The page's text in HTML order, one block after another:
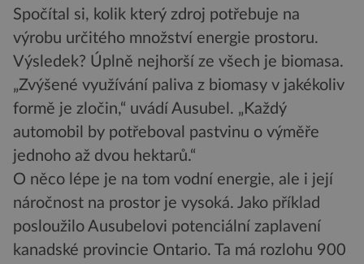
Spočítal si, kolik který zdroj potřebuje na
výrobu určitého množství energie prostoru.
Výsledek? Úplně nejhorší ze všech je biomasa.
„Zvýšené využívání paliva z biomasy v jakékoliv
formě je zločin,“ uvádí Ausubel. „Každý
automobil by potřeboval pastvinu o výměře
jednoho až dvou hektarů.“
O něco lépe je na tom vodní energie, ale i její
náročnost na prostor je vysoká. Jako příklad
posloužilo Ausubelovi potenciální zaplavení
kanadské provincie Ontario. Ta má rozlohu 900